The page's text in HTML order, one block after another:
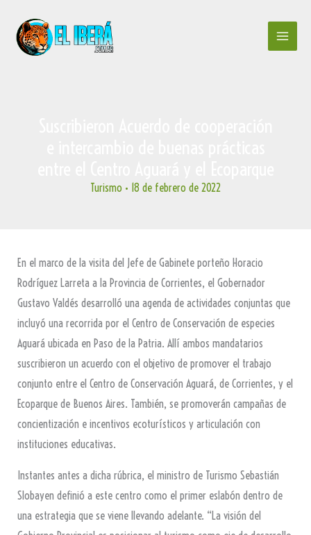
contenido
Turismo • 18 de febrero de 2022
En el marco de la visita del Jefe de Gabinete porteño Horacio
Rodríguez Larreta a la Provincia de Corrientes, el Gobernador
Gustavo Valdés desarrolló una agenda de actividades conjuntas que
incluyó una recorrida por el Centro de Conservación de especies
Aguará ubicada en Paso de la Patria. Allí ambos mandatarios
suscribieron un acuerdo con el objetivo de promover el trabajo
conjunto entre el Centro de Conservación Aguará, de Corrientes, y el
Ecoparque de Buenos Aires. También, se promoverán campañas de
concientización e incentivos ecoturísticos y articulación con
instituciones educativas.
Instantes antes a dicha rúbrica, el ministro de Turismo Sebastián
Slobayen definió a este centro como el primer eslabón dentro de
una estrategia que se viene llevando adelante. “La visión del